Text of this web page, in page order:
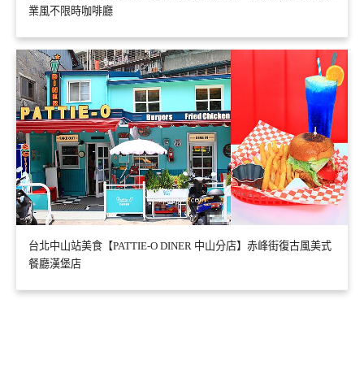
業風不限時咖啡廳
台北中山站美食【PATTIE-O DINER 中山分店】赤峰街復古風美式
餐廳漢堡店